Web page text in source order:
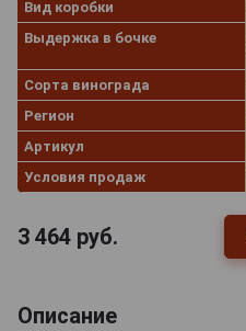
Вид коробки
Выдержка в бочке
Сорта винограда
Регион
Артикул
Условия продаж
3 464 руб.
Описание